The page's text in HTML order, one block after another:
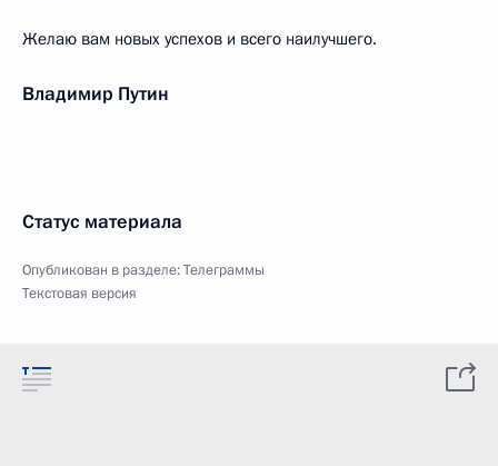
Желаю вам новых успехов и всего наилучшего.
Владимир Путин
Статус материала
Опубликован в разделе:Телеграммы
Текстовая версия